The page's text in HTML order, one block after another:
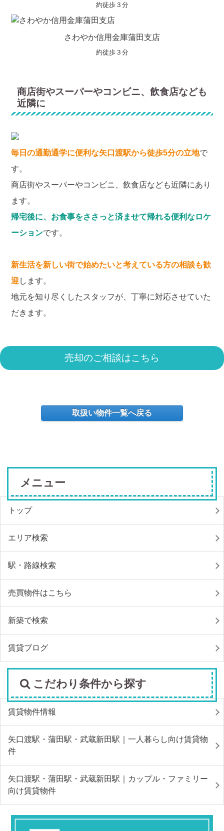
約徒歩３分
さわやか信用金庫蒲田支店
約徒歩３分
商店街やスーパーやコンビニ、飲食店なども
近隣に
毎日の通勤通学に便利な矢口渡駅から徒歩5分の立地で
す。
商店街やスーパーやコンビニ、飲食店なども近隣にあり
ます。
帰宅後に、お食事をささっと済ませて帰れる便利なロケ
ーションです。
新生活を新しい街で始めたいと考えている方の相談も歓
迎 します。
地元を知り尽くしたスタッフが、丁寧に対応させていた
だきます。
売却のご相談はこちら
取扱い物件一覧へ戻る
メニュー
トップ
エリア検索
駅・路線検索
売買物件はこちら
新築で検索
賃貸ブログ
こだわり条件から探す
賃貸物件情報
矢口渡駅・蒲田駅・武蔵新田駅｜一人暮らし向け賃貸物
件
矢口渡駅・蒲田駅・武蔵新田駅｜カップル・ファミリー
向け賃貸物件